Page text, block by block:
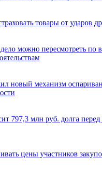
товары от ударов
можно пересмотреть по
новый механизм
797,3 млн руб. долга
цены участников